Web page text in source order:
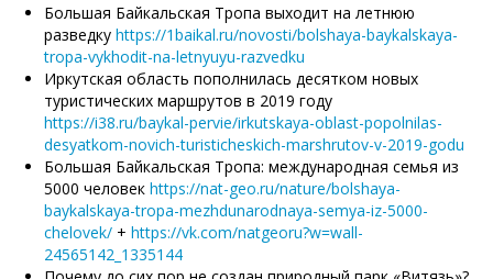
Большая Байкальская Тропа выходит на летнюю
разведку https://1baikal.ru/novosti/bolshaya-baykalskaya-
tropa-vykhodit-na-letnyuyu-razvedku
Иркутская область пополнилась десятком новых
туристических маршрутов в 2019 году
https://i38.ru/baykal-pervie/irkutskaya-oblast-popolnilas-
desyatkom-novich-turisticheskich-marshrutov-v-2019-godu
Большая Байкальская Тропа: международная семья из
5000 человек https://nat-geo.ru/nature/bolshaya-
baykalskaya-tropa-mezhdunarodnaya-semya-iz-5000-
chelovek/ + https://vk.com/natgeoru?w=wall-
24565142_1335144